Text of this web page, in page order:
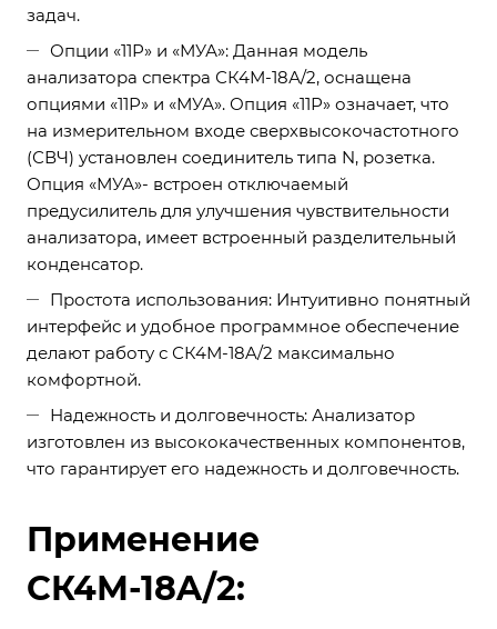
задач.
Опции «11Р» и «МУА»: Данная модель
анализатора спектра СК4М-18А/2, оснащена
опциями «11Р» и «МУА». Опция «11Р» означает, что
на измерительном входе сверхвысокочастотного
(СВЧ) установлен соединитель типа N, розетка.
Опция «МУА»- встроен отключаемый
предусилитель для улучшения чувствительности
анализатора, имеет встроенный разделительный
конденсатор.
Простота использования: Интуитивно понятный
интерфейс и удобное программное обеспечение
делают работу с СК4М-18A/2 максимально
комфортной.
Надежность и долговечность: Анализатор
изготовлен из высококачественных компонентов,
что гарантирует его надежность и долговечность.
Применение
СК4М-18A/2: